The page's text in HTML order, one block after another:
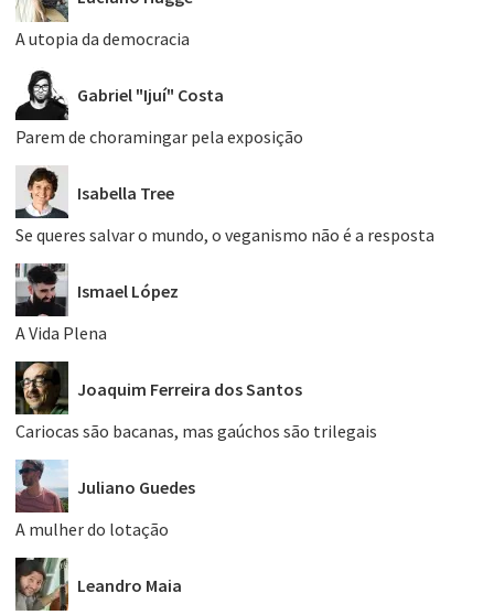
A utopia da democracia
Gabriel "Ijuí" Costa
Parem de choramingar pela exposição
Isabella Tree
Se queres salvar o mundo, o veganismo não é a resposta
Ismael López
A Vida Plena
Joaquim Ferreira dos Santos
Cariocas são bacanas, mas gaúchos são trilegais
Juliano Guedes
A mulher do lotação
Leandro Maia